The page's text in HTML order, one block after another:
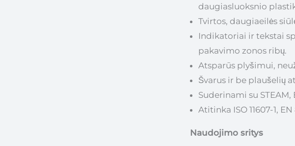
daugiasluoksnio
Tvirtos, daugiaeilės
Indikatoriai ir tekstai
pakavimo zonos ribų.
Atsparūs plyšimui,
Švarus ir be plaušelių
Suderinami su STEAM,
Atitinka ISO 11607-1, EN
Naudojimo sritys